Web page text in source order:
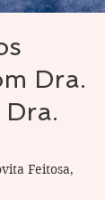
Dra.
Feitosa,